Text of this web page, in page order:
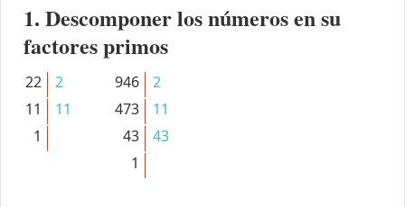
1. Descomponer los números en su
factores primos
22
2
11
11
1
946
2
473
11
43
43
1